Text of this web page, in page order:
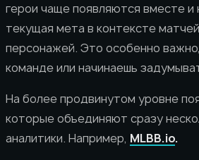
герои чаще появляются вместе и
текущая мета в контексте
персонажей. Это особенно
команде или начинаешь
На более продвинутом уровне
которые объединяют сразу
аналитики. Например, MLBB.io.